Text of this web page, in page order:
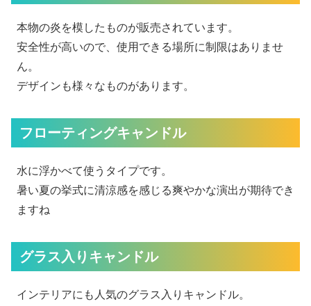
本物の炎を模したものが販売されています。
安全性が高いので、使用できる場所に制限はありませ
ん。
デザインも様々なものがあります。
フローティングキャンドル
水に浮かべて使うタイプです。
暑い夏の挙式に清涼感を感じる爽やかな演出が期待でき
ますね
グラス入りキャンドル
インテリアにも人気のグラス入りキャンドル。